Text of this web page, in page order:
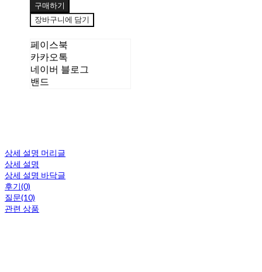
구매하기
장바구니에 담기
페이스북
카카오톡
네이버 블로그
밴드
상세 설명 머리글
상세 설명
상세 설명 바닥글
후기(0)
질문(10)
관련 상품